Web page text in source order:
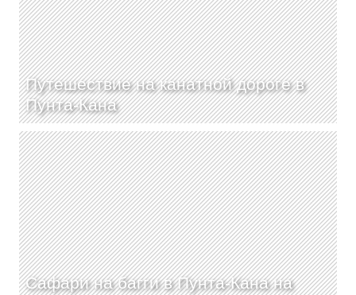
Путешествие на канатной дороге в
Пунта-Кана
Cафари на багги в Пунта-Кана на